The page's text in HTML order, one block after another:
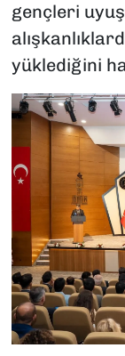
gençleri
yüklediğini